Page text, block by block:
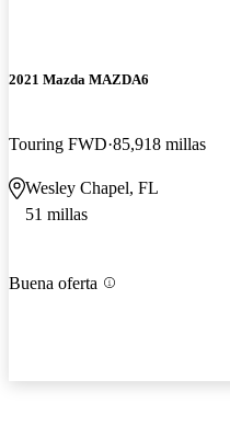
2021 Mazda MAZDA6
Touring FWD 85,918 millas
Wesley Chapel, FL
51 millas
Buena oferta